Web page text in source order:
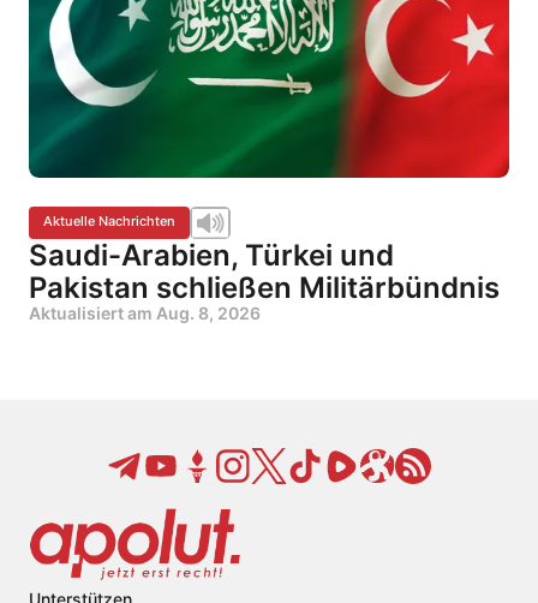
Aktuelle Nachrichten
Saudi-Arabien, Türkei und
Pakistan schließen Militärbündnis
Aktualisiert am Aug. 8, 2026
Unterstützen